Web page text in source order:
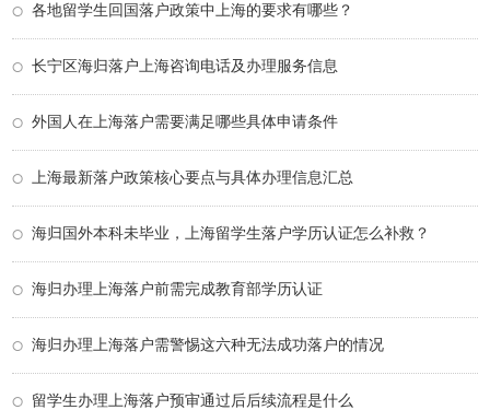
各地留学生回国落户政策中上海的要求有哪些？
长宁区海归落户上海咨询电话及办理服务信息
外国人在上海落户需要满足哪些具体申请条件
上海最新落户政策核心要点与具体办理信息汇总
海归国外本科未毕业，上海留学生落户学历认证怎么补救？
海归办理上海落户前需完成教育部学历认证
海归办理上海落户需警惕这六种无法成功落户的情况
留学生办理上海落户预审通过后后续流程是什么